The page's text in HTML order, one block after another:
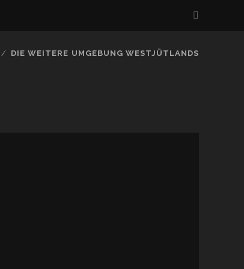
DIE WEITERE UMGEBUNG WESTJÜTLANDS